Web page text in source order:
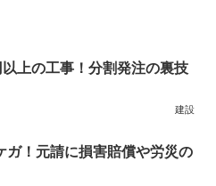
上の工事！分割発注の裏技
建設
ガ！元請に損害賠償や労災の